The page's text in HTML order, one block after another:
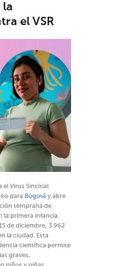
la
el VSR
el Virus Sincitial
para Bogotá y abre
temprana de
la primera infancia.
de diciembre, 3.962
la ciudad. Esta
científica permite
graves,